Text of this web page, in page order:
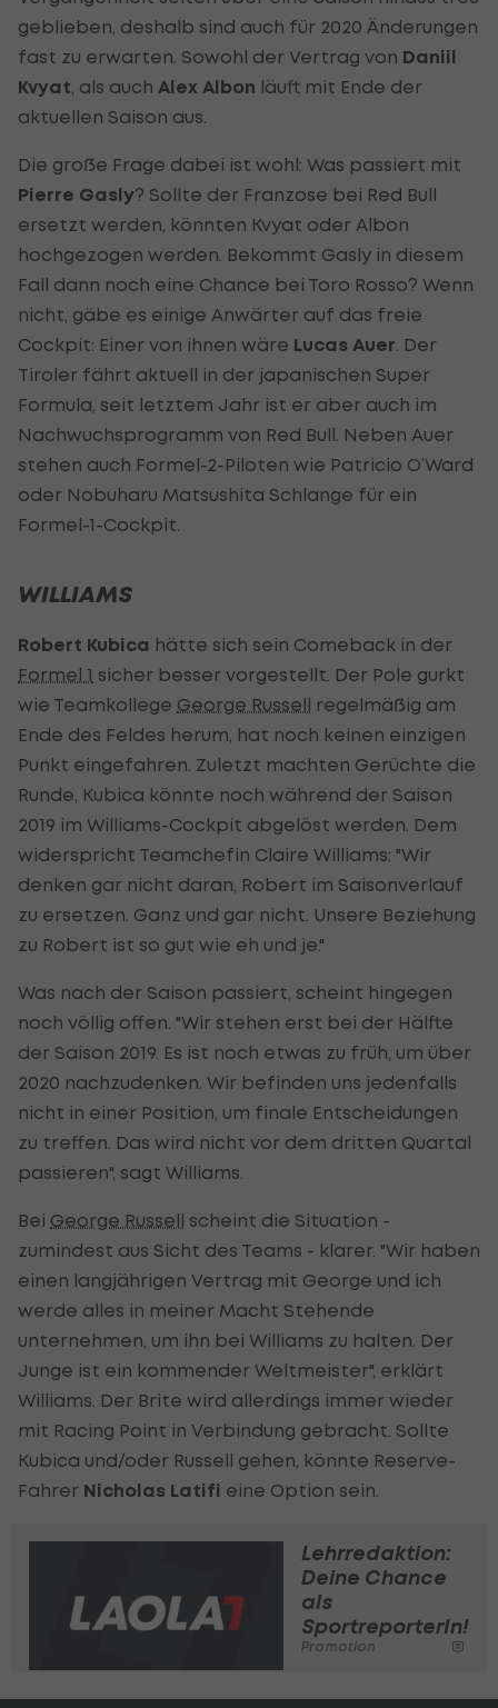
geblieben, deshalb sind auch für 2020 Änderungen
fast zu erwarten. Sowohl der Vertrag von Daniil
Kvyat, als auch Alex Albon läuft mit Ende der
aktuellen Saison aus.
Die große Frage dabei ist wohl: Was passiert mit
Pierre Gasly? Sollte der Franzose bei Red Bull
ersetzt werden, könnten Kvyat oder Albon
hochgezogen werden. Bekommt Gasly in diesem
Fall dann noch eine Chance bei Toro Rosso? Wenn
nicht, gäbe es einige Anwärter auf das freie
Cockpit: Einer von ihnen wäre Lucas Auer. Der
Tiroler fährt aktuell in der japanischen Super
Formula, seit letztem Jahr ist er aber auch im
Nachwuchsprogramm von Red Bull. Neben Auer
stehen auch Formel-2-Piloten wie Patricio O’Ward
oder Nobuharu Matsushita Schlange für ein
Formel-1-Cockpit.
WILLIAMS
Robert Kubica hätte sich sein Comeback in der
Formel 1 sicher besser vorgestellt. Der Pole gurkt
wie Teamkollege George Russell regelmäßig am
Ende des Feldes herum, hat noch keinen einzigen
Punkt eingefahren. Zuletzt machten Gerüchte die
Runde, Kubica könnte noch während der Saison
2019 im Williams-Cockpit abgelöst werden. Dem
widerspricht Teamchefin Claire Williams: "Wir
denken gar nicht daran, Robert im Saisonverlauf
zu ersetzen. Ganz und gar nicht. Unsere Beziehung
zu Robert ist so gut wie eh und je."
Was nach der Saison passiert, scheint hingegen
noch völlig offen. "Wir stehen erst bei der Hälfte
der Saison 2019. Es ist noch etwas zu früh, um über
2020 nachzudenken. Wir befinden uns jedenfalls
nicht in einer Position, um finale Entscheidungen
zu treffen. Das wird nicht vor dem dritten Quartal
passieren", sagt Williams.
Bei George Russell scheint die Situation -
zumindest aus Sicht des Teams - klarer. "Wir haben
einen langjährigen Vertrag mit George und ich
werde alles in meiner Macht Stehende
unternehmen, um ihn bei Williams zu halten. Der
Junge ist ein kommender Weltmeister", erklärt
Williams. Der Brite wird allerdings immer wieder
mit Racing Point in Verbindung gebracht. Sollte
Kubica und/oder Russell gehen, könnte Reserve-
Fahrer Nicholas Latifi eine Option sein.
Lehrredaktion:
Deine Chance
als
SportreporterIn!
Promotion